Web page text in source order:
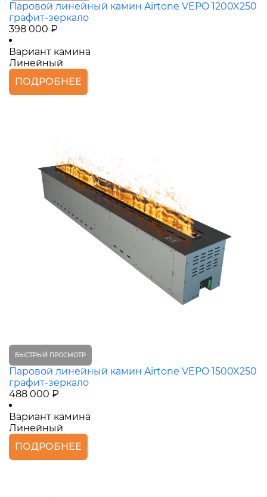
Паровой линейный камин Airtone VEPO 1200X250
графит-зеркало
398 000 ₽
Вариант камина
Линейный
ПОДРОБНЕЕ
БЫСТРЫЙ ПРОСМОТР
Паровой линейный камин Airtone VEPO 1500X250
графит-зеркало
488 000 ₽
Вариант камина
Линейный
ПОДРОБНЕЕ